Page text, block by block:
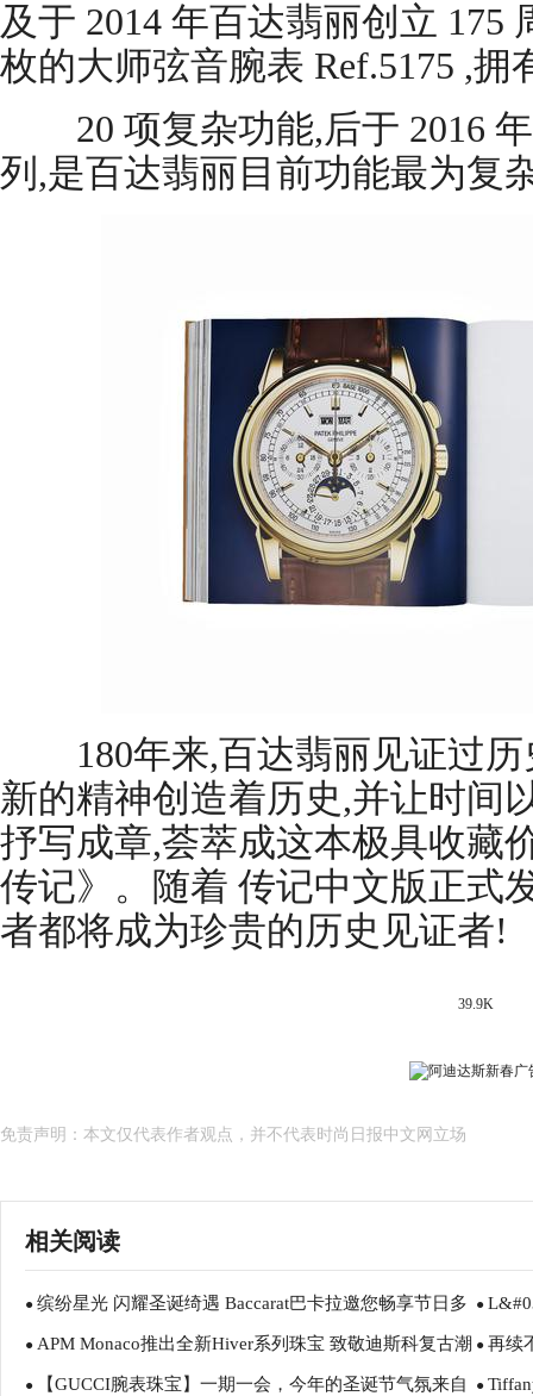
及于 2014 年百达翡丽创立 175
枚的大师弦音腕表 Ref.5175 ,拥
20 项复杂功能,后于 2016 年
列,是百达翡丽目前功能最为复
180年来,百达翡丽见证过历
新的精神创造着历史,并让时间
抒写成章,荟萃成这本极具收藏
传记》。随着 传记中文版正式
者都将成为珍贵的历史见证者!
39.9K
免责声明：本文仅代表作者观点，并不代表时尚日报中文网立场
相关阅读
● 缤纷星光 闪耀圣诞绮遇 Baccarat巴卡拉邀您畅享节日多
重喜悦
●
● APM Monaco推出全新Hiver系列珠宝 致敬迪斯科复古潮
流
● 再续
缘动
● 【GUCCI腕表珠宝】一期一会，今年的圣诞节气氛来自 ●